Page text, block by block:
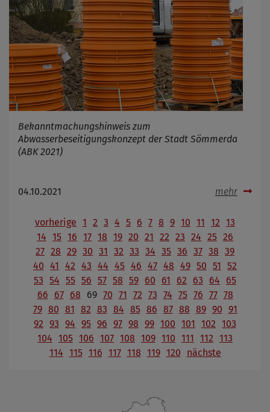
Bekanntmachungshinweis zum
Abwasserbeseitigungskonzept der Stadt Sömmerda
(ABK 2021)
04.10.2021 mehr
vorherige 1 2 3 4 5 6 7 8 9 10 11 12 13
14 15 16 17 18 19 20 21 22 23 24 25 26
27 28 29 30 31 32 33 34 35 36 37 38 39
40 41 42 43 44 45 46 47 48 49 50 51
52
53 54 55 56 57 58 59 60 61 62 63 64
65
66
67 68 69 70 71 72 73 74 75 76 77 78
79 80 81 82 83 84 85 86 87 88 89 90 91
92 93 94 95 96 97 98 99 100 101 102 103
104 105 106 107 108 109 110 111 112 113
114 115 116 117 118 119 120 nächste